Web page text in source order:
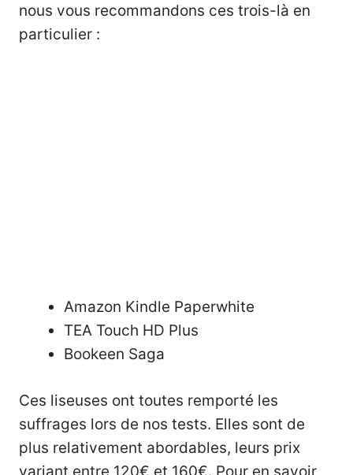
nous vous recommandons ces trois-là en
particulier :
Amazon Kindle Paperwhite
TEA Touch HD Plus
Bookeen Saga
Ces liseuses ont toutes remporté les
suffrages lors de nos tests. Elles sont de
plus relativement abordables, leurs prix
variant entre 120€ et 160€. Pour en savoir